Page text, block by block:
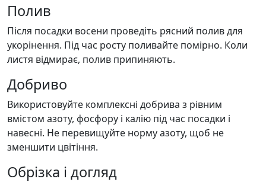
Полив
Після посадки восени проведіть рясний полив для
укорінення. Під час росту поливайте помірно. Коли
листя відмирає, полив припиняють.
Добриво
Використовуйте комплексні добрива з рівним
вмістом азоту, фосфору і калію під час посадки і
навесні. Не перевищуйте норму азоту, щоб не
зменшити цвітіння.
Обрізка і догляд